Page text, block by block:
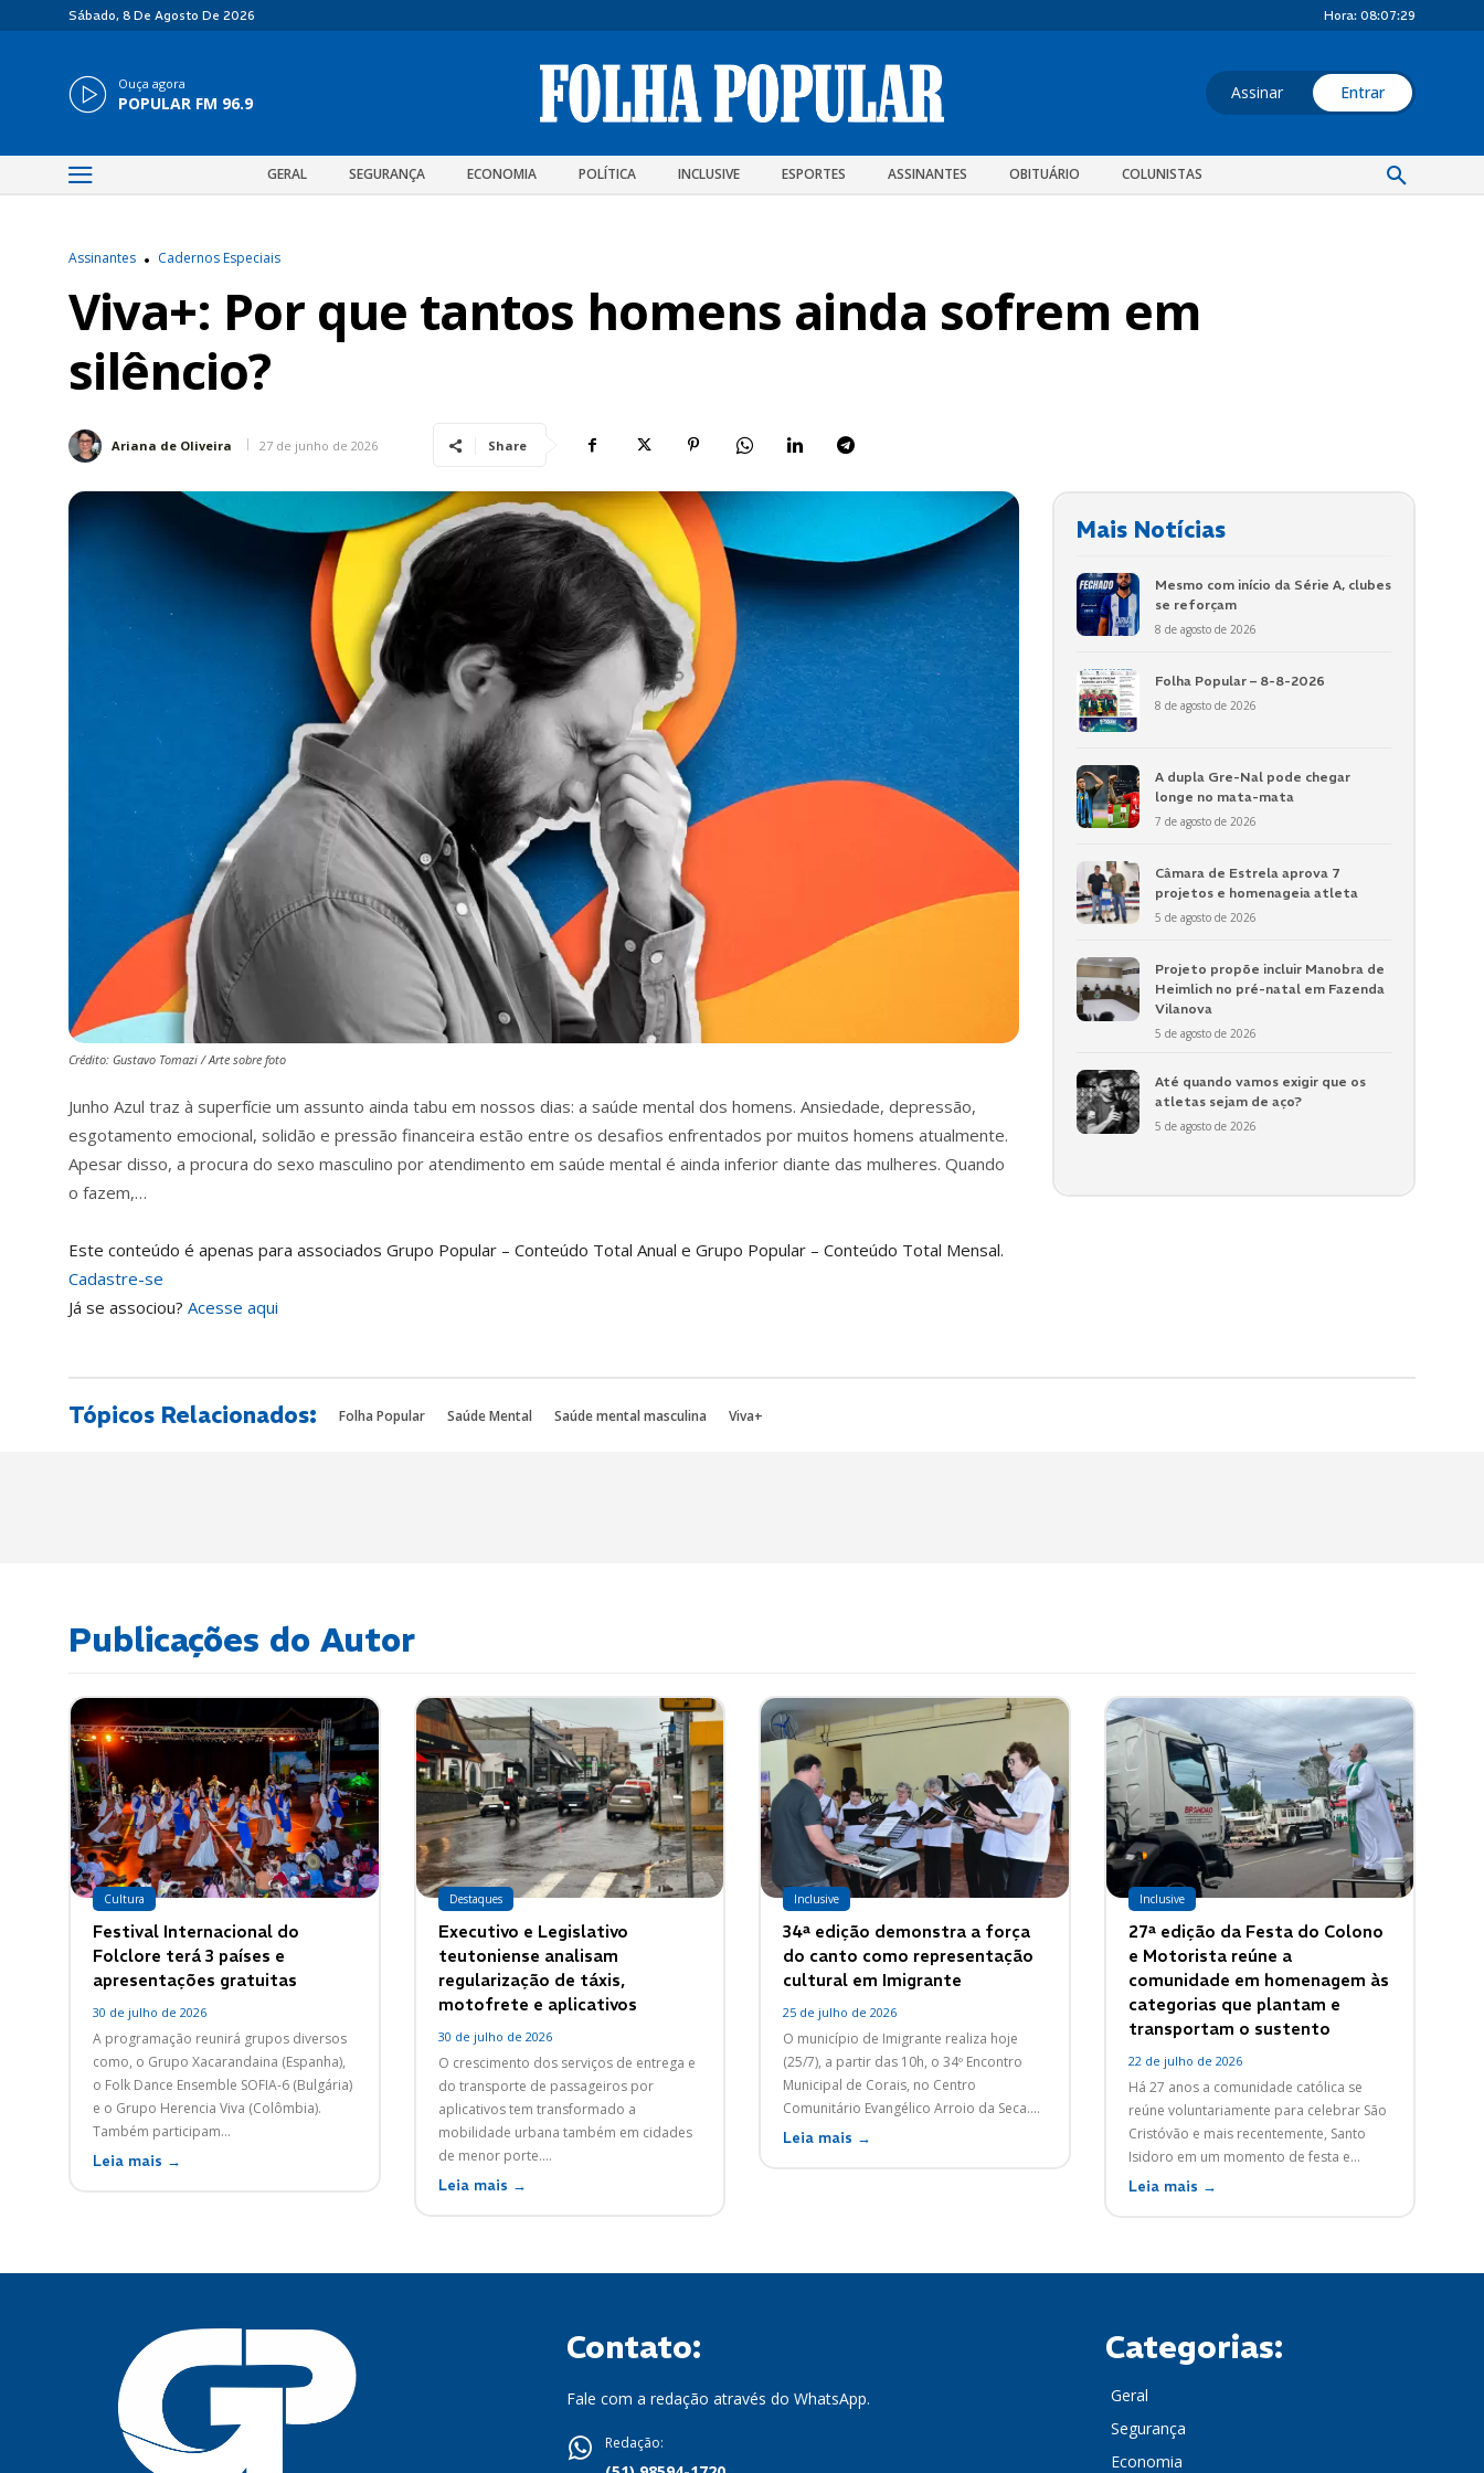
Sábado, 8 De Agosto De 2026 Hora: 08:07:30
Ouça agora
POPULAR FM 96.9 Assinar Entrar
GERAL SEGURANÇA ECONOMIA POLÍTICA INCLUSIVE ESPORTES ASSINANTES OBITUÁRIO COLUNISTAS
Assinantes Cadernos Especiais
Viva+: Por que tantos homens ainda sofrem em
silêncio?
Ariana de Oliveira 27 de junho de 2026 Share
Crédito: Gustavo Tomazi / Arte sobre foto
Junho Azul traz à superfície um assunto ainda tabu em nossos dias: a saúde mental dos homens. Ansiedade, depressão,
esgotamento emocional, solidão e pressão financeira estão entre os desafios enfrentados por muitos homens atualmente.
Apesar disso, a procura do sexo masculino por atendimento em saúde mental é ainda inferior diante das mulheres. Quando
o fazem,…
Este conteúdo é apenas para associados Grupo Popular – Conteúdo Total Anual e Grupo Popular – Conteúdo Total Mensal.
Cadastre-se
Já se associou? Acesse aqui
Mais Notícias
Mesmo com início da Série A, clubes
se reforçam
8 de agosto de 2026
Folha Popular – 8-8-2026
8 de agosto de 2026
A dupla Gre-Nal pode chegar
longe no mata-mata
7 de agosto de 2026
Câmara de Estrela aprova 7
projetos e homenageia atleta
5 de agosto de 2026
Projeto propõe incluir Manobra de
Heimlich no pré-natal em Fazenda
Vilanova
5 de agosto de 2026
Até quando vamos exigir que os
atletas sejam de aço?
5 de agosto de 2026
Tópicos Relacionados: Folha Popular Saúde Mental Saúde mental masculina Viva+
Publicações do Autor
Cultura
Festival Internacional do
Folclore terá 3 países e
apresentações gratuitas
30 de julho de 2026
A programação reunirá grupos diversos
como, o Grupo Xacarandaina (Espanha),
o Folk Dance Ensemble SOFIA-6 (Bulgária)
e o Grupo Herencia Viva (Colômbia).
Também participam...
Leia mais →
Destaques
Executivo e Legislativo
teutoniense analisam
regularização de táxis,
motofrete e aplicativos
30 de julho de 2026
O crescimento dos serviços de entrega e
do transporte de passageiros por
aplicativos tem transformado a
mobilidade urbana também em cidades
de menor porte....
Leia mais →
Inclusive
34ª edição demonstra a força
do canto como representação
cultural em Imigrante
25 de julho de 2026
O município de Imigrante realiza hoje
(25/7), a partir das 10h, o 34º Encontro
Municipal de Corais, no Centro
Comunitário Evangélico Arroio da Seca....
Leia mais →
Inclusive
27ª edição da Festa do Colono
e Motorista reúne a
comunidade em homenagem às
categorias que plantam e
transportam o sustento
22 de julho de 2026
Há 27 anos a comunidade católica se
reúne voluntariamente para celebrar São
Cristóvão e mais recentemente, Santo
Isidoro em um momento de festa e...
Leia mais →
Contato:
Fale com a redação através do WhatsApp.
Redação:
Categorias:
Geral
Segurança
Economia